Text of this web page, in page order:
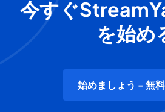
今すぐ
を始め
始めましょう - 無料